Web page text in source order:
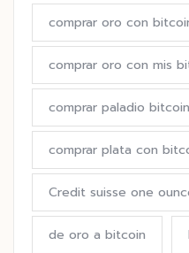
comprar oro con
comprar oro con mis
comprar paladio bitcoin
comprar plata con
Credit suisse one
de oro a bitcoin